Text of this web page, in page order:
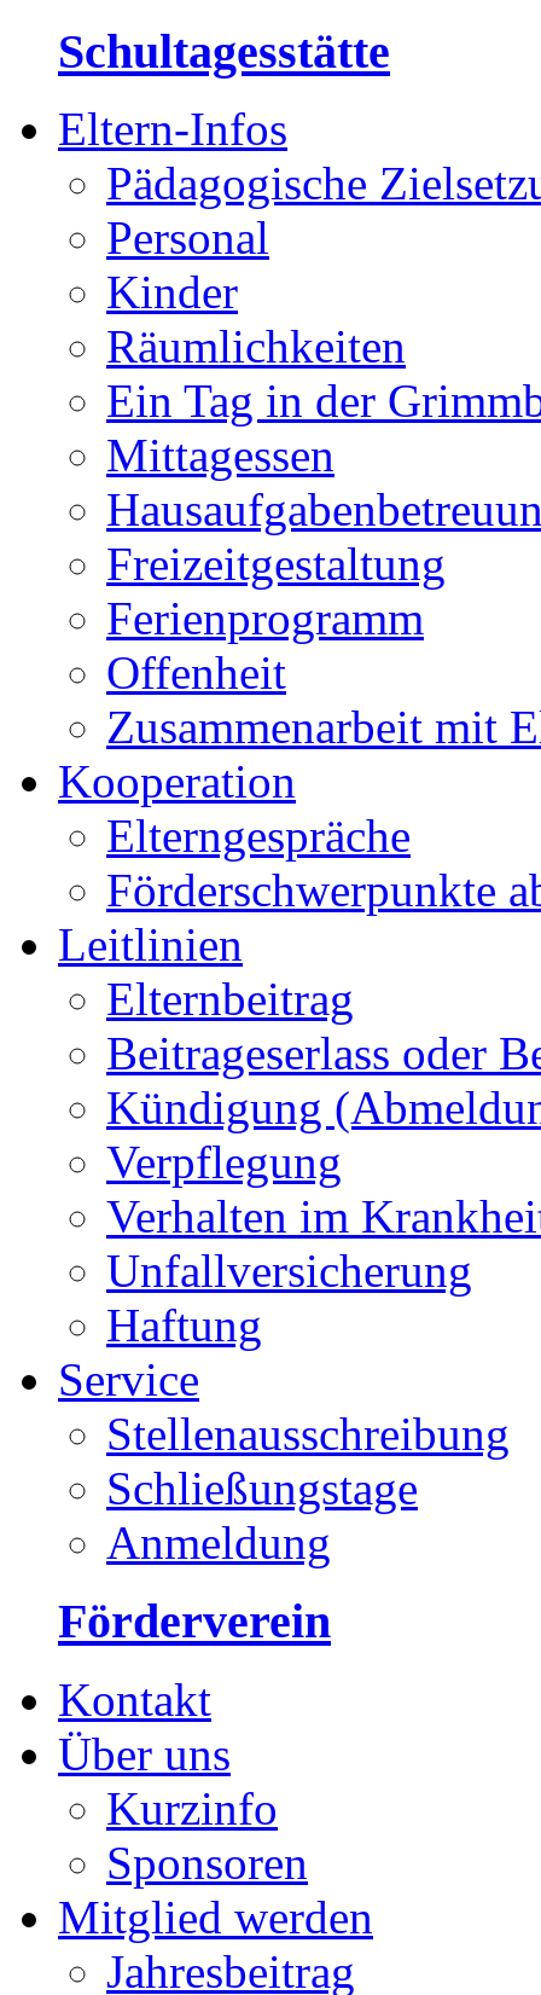
Schultagesstätte
Eltern-Infos
Pädagogische
Personal
Kinder
Räumlichkeiten
Ein Tag in der
Mittagessen
Freizeitgestaltung
Ferienprogramm
Offenheit
Zusammenarbeit mit
Kooperation
Elterngespräche
Förderschwerpunkte
Leitlinien
Elternbeitrag
Beitrageserlass oder
Kündigung
Verpflegung
Verhalten im
Unfallversicherung
Haftung
Service
Stellenausschreibung
Schließungstage
Anmeldung
Förderverein
Kontakt
Über uns
Kurzinfo
Sponsoren
Mitglied werden
Jahresbeitrag